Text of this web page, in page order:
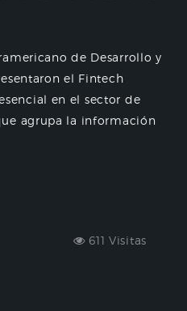
de Desarrollo y
el Fintech
en el sector de
agrupa la información
611 Visitas